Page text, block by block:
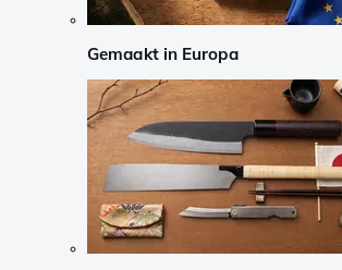
Gemaakt in Europa